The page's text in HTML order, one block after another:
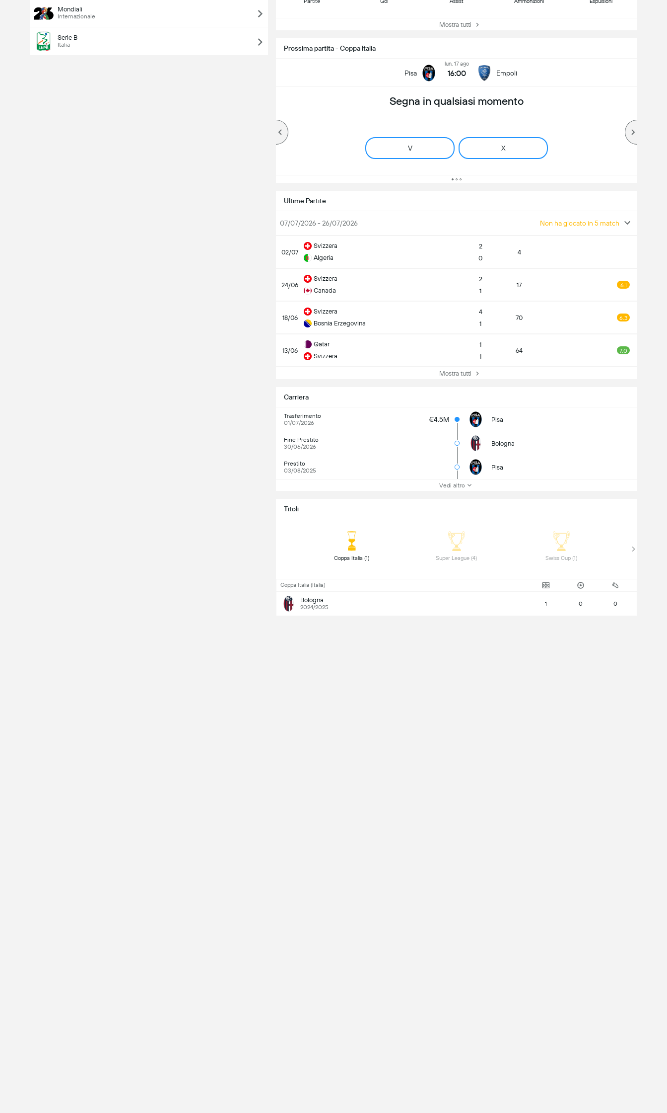
Mondiali
Internazionale
Serie B
Italia
Mostra tutti
Prossima partita - Coppa Italia
Pisa
lun, 17 ago
16:00 Empoli
Segna in qualsiasi momento
V X
Ultime Partite
07/07/2026 - 26/07/2026 Non ha giocato in 5 match
02/07
Svizzera
Algeria
2
0
4
24/06
Svizzera
Canada
2
1
17 6.1
18/06
Svizzera
Bosnia Erzegovina
4
1
70 6.3
13/06
Qatar
Svizzera
1
1
64 7.0
Mostra tutti
Carriera
Trasferimento
01/07/2026
€4.5M Pisa
Fine Prestito
30/06/2026
Bologna
Prestito
03/08/2025
Pisa
Vedi altro
Titoli
Coppa Italia (Italia)
Bologna
2024/2025 1 0 0